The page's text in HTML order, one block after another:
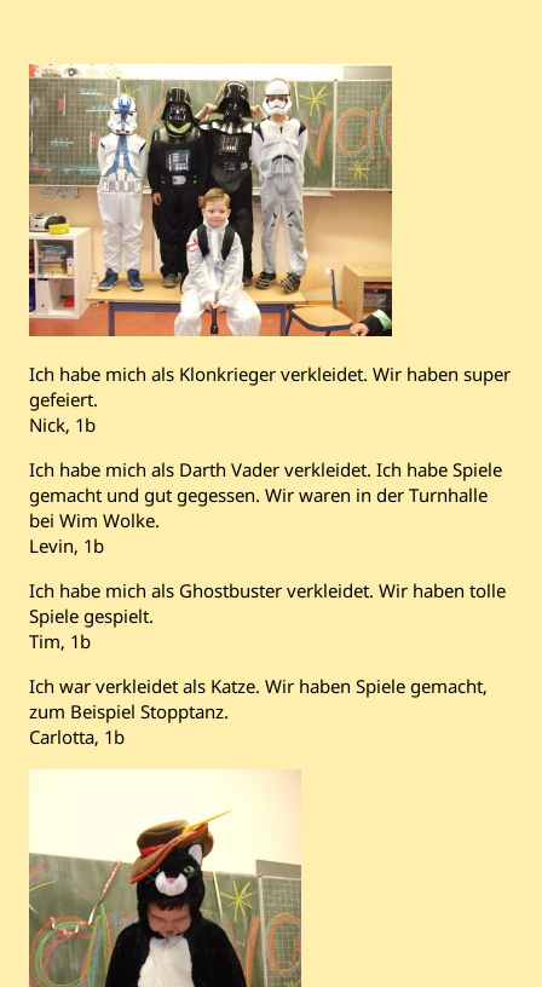
Ich habe mich als Klonkrieger verkleidet. Wir haben super
gefeiert.
Nick, 1b
Ich habe mich als Darth Vader verkleidet. Ich habe Spiele
gemacht und gut gegessen. Wir waren in der Turnhalle
bei Wim Wolke.
Levin, 1b
Ich habe mich als Ghostbuster verkleidet. Wir haben tolle
Spiele gespielt.
Tim, 1b
Ich war verkleidet als Katze. Wir haben Spiele gemacht,
zum Beispiel Stopptanz.
Carlotta, 1b